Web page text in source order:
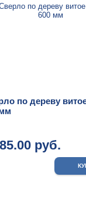
по дереву
руб.